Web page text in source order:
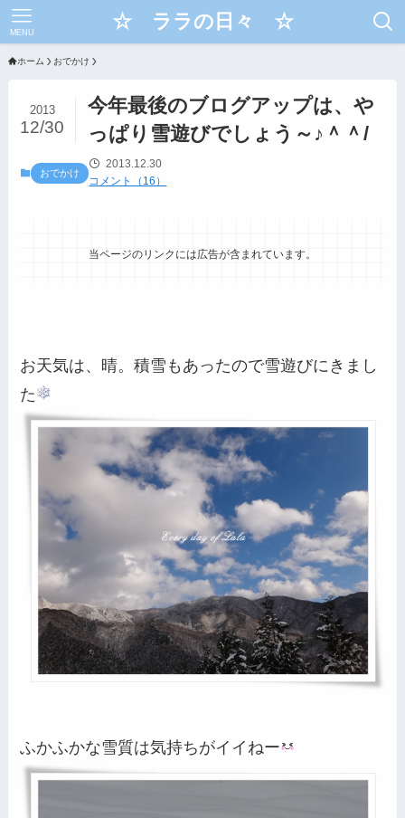
☆ ララの日々 ☆
MENU
ホーム おでかけ
今年最後のブログアップは、や
っぱり雪遊びでしょう～♪＾＾/
2013
12/30
おでかけ
2013.12.30
コメント（16）
当ページのリンクには広告が含まれています。
お天気は、晴。積雪もあったので雪遊びにきまし
た
ふかふかな雪質は気持ちがイイねー